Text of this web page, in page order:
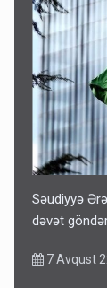
Səudiyyə
dəvət
7 Avqust